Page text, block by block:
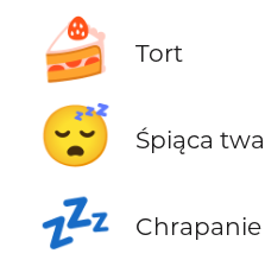
🍰 Tort
😴 Śpiąca
💤 Chrapanie